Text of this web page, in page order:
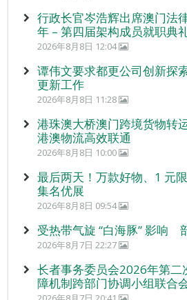
行政长官岑浩辉出席澳门法
年 – 第四届架构成员就职典礼
2026年8月8日 12:04
谭伟文要求都更公司创新探
更新工作
2026年8月8日 11:28
港珠澳大桥澳门跨境货物转
港澳物流高效联通
2026年8月8日 10:00
最后两天！万款好物、1 元
集名优展
2026年8月8日 09:54
受热带气旋 “白海豚” 影响
2026年8月7日 22:27
长者事务委员会2026年第二
障机制跨部门协调小组联合